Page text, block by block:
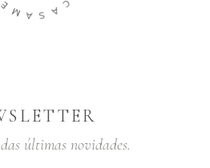
C
A
S
A
M
últimas novidades.